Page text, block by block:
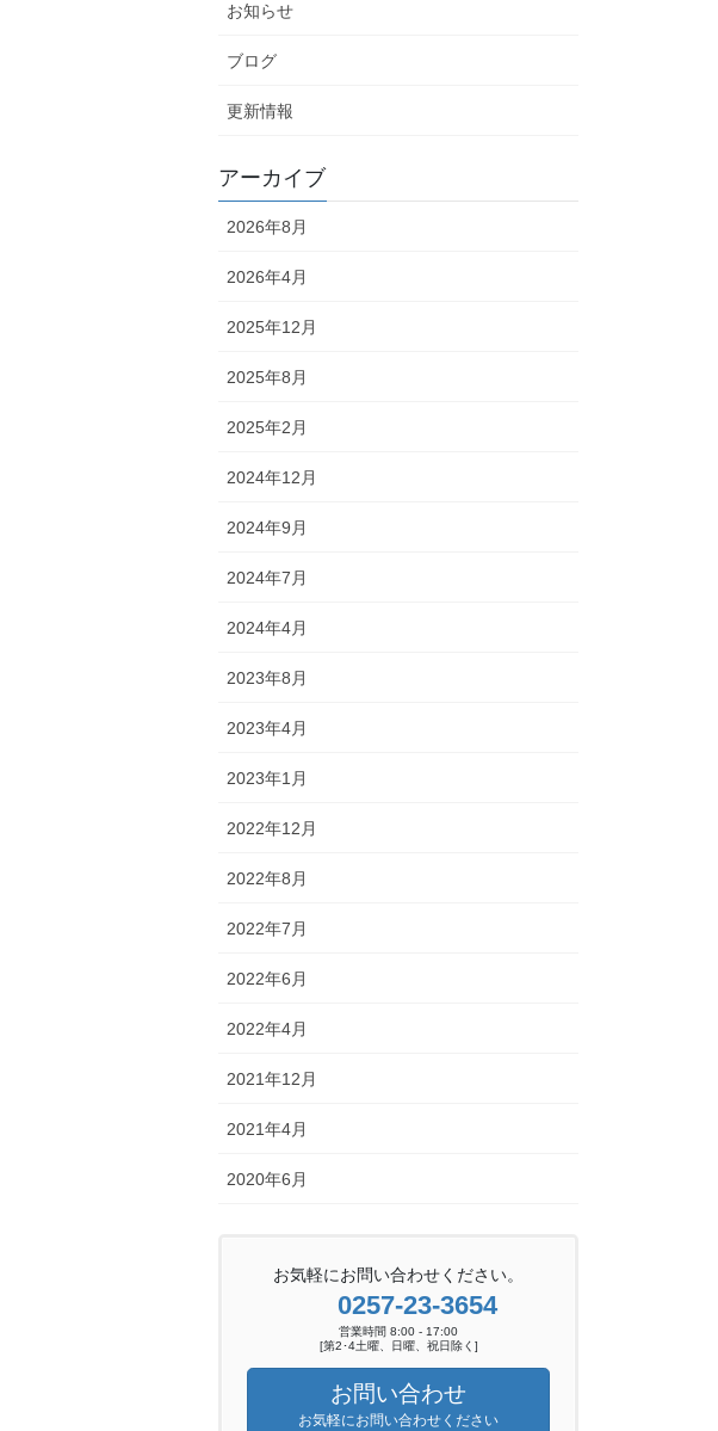
お知らせ
ブログ
更新情報
アーカイブ
2026年8月
2026年4月
2025年12月
2025年8月
2025年2月
2024年12月
2024年9月
2024年7月
2024年4月
2023年8月
2023年4月
2023年1月
2022年12月
2022年8月
2022年7月
2022年6月
2022年4月
2021年12月
2021年4月
2020年6月
お気軽にお問い合わせください。
0257-23-3654
営業時間 8:00 - 17:00
[第2･4土曜、日曜、祝日除く]
お問い合わせ
お気軽にお問い合わせください